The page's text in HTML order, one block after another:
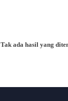
Tak ada hasil yang